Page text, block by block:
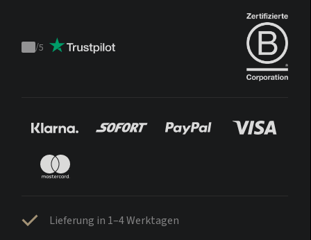
Trustpilot
/5
Lieferung in 1–4 Werktagen